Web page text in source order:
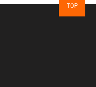
TOP